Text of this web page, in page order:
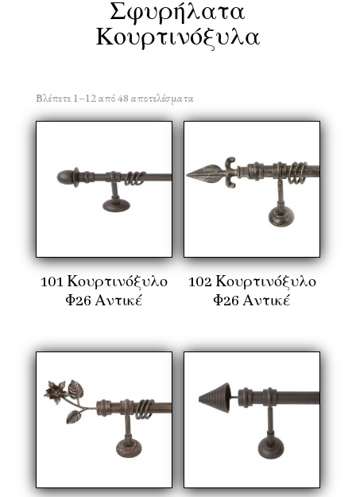
Σφυρήλατα
Κουρτινόξυλα
Βλέπετε 1–12 από 48 αποτελέσματα
101 Κουρτινόξυλο
Φ26 Αντικέ
102 Κουρτινόξυλο
Φ26 Αντικέ